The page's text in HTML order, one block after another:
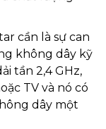
cần là sự can
không dây kỹ
tần 2,4 GHz,
TV và nó có
dây một